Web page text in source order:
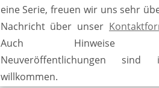
eine Serie, freuen wir uns sehr
Nachricht über unser
Auch Hinweise
Neuveröffentlichungen sind
willkommen.